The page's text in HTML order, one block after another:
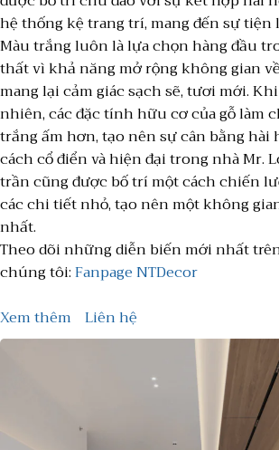
hệ thống kệ trang trí, mang đến sự tiện
Màu trắng luôn là lựa chọn hàng đầu
thất vì khả năng mở rộng không gian
mang lại cảm giác sạch sẽ, tươi mới.
nhiên, các đặc tính hữu cơ của gỗ làm
trắng ấm hơn, tạo nên sự cân bằng hài
cách cổ điển và hiện đại trong nhà Mr.
trần cũng được bố trí một cách chiến
các chi tiết nhỏ, tạo nên một không
nhất.
Theo dõi những diễn biến mới nhất
chúng tôi:Fanpage NTDecor
Xem thêm Liên hệ